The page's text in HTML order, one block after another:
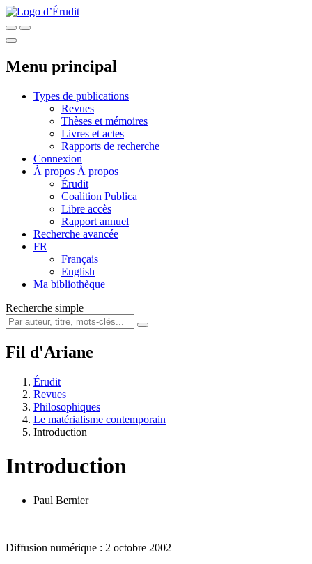
Menu principal
Types de publications
Revues
Thèses et mémoires
Livres et actes
Rapports de recherche
Connexion
À propos À propos
Érudit
Coalition Publica
Libre accès
Rapport annuel
Recherche avancée
FR
Français
English
Ma bibliothèque
Recherche simple
Fil d'Ariane
Érudit
Revues
Philosophiques
Le matérialisme contemporain
Introduction
Introduction
Paul Bernier
Diffusion numérique : 2 octobre 2002